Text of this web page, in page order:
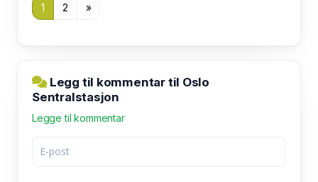
1 2 »
Legg til kommentar til Oslo
Sentralstasjon
Legge til kommentar